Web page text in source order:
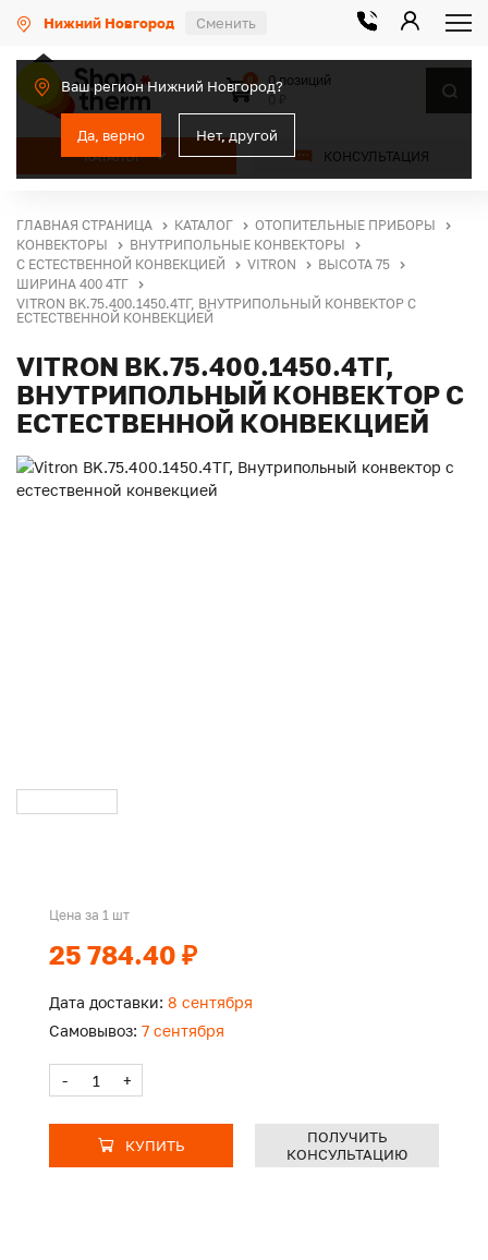
Нижний Новгород Сменить
Ваш регион Нижний Новгород?
Да, верно Нет, другой
КАТАЛОГ КОНСУЛЬТАЦИЯ
0
0 позиций
ГЛАВНАЯ СТРАНИЦА КАТАЛОГ
ОТОПИТЕЛЬНЫЕ ПРИБОРЫ
КОНВЕКТОРЫ
ВНУТРИПОЛЬНЫЕ КОНВЕКТОРЫ
С ЕСТЕСТВЕННОЙ КОНВЕКЦИЕЙ
VITRON
ВЫСОТА 75
ШИРИНА 400 4ТГ
VITRON BK.75.400.1450.4ТГ, ВНУТРИПОЛЬНЫЙ КОНВЕКТОР С
ЕСТЕСТВЕННОЙ КОНВЕКЦИЕЙ
VITRON BK.75.400.1450.4ТГ,
ВНУТРИПОЛЬНЫЙ КОНВЕКТОР С
ЕСТЕСТВЕННОЙ КОНВЕКЦИЕЙ
Цена за 1 шт
25 784.40 ₽
Дата доставки: 8 сентября
Самовывоз: 7 сентября
- +
КУПИТЬ
ПОЛУЧИТЬ
КОНСУЛЬТАЦИЮ